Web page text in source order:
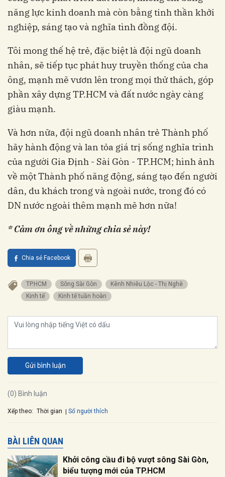
năng lực kinh doanh mà còn bằng tinh thần khởi
nghiệp, sáng tạo và nghĩa tình đồng đội.
Tôi mong thế hệ trẻ, đặc biệt là đội ngũ doanh
nhân, sẽ tiếp tục phát huy truyền thống của cha
ông, mạnh mẽ vươn lên trong mọi thử thách, góp
phần xây dựng TP.HCM và đất nước ngày càng
giàu mạnh.
Và hơn nữa, đội ngũ doanh nhân trẻ Thành phố
hãy hành động và lan tỏa giá trị sống nghĩa trình
của người Gia Định - Sài Gòn - TP.HCM; hình ảnh
về một Thành phố năng động, sáng tạo đến người
dân, du khách trong và ngoài nước, trong đó có
DN nước ngoài thêm mạnh mẽ hơn nữa!
* Cảm ơn ông về những chia sẻ này!
Chia sẻ Facebook
TP.HCM sông Sài Gòn
kênh Nhiêu Lộc - Thị Nghè
kinh tế
kinh tế tuần hoàn
Gửi bình luận
(0) Bình luận
Xếp theo: Thời gian Số người thích
BÀI LIÊN QUAN
Khởi công cầu đi bộ vượt sông Sài Gòn,
biểu tượng mới của TP.HCM